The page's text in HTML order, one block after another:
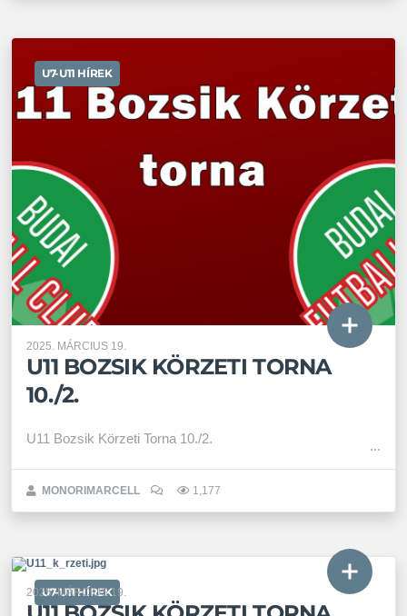
U7-U11 HÍREK
2025. MÁRCIUS 19.
U11 BOZSIK KÖRZETI TORNA
10./2.
U11 Bozsik Körzeti Torna 10./2.
MONORIMARCELL 1,177
U7-U11 HÍREK
2025. MÁRCIUS 19.